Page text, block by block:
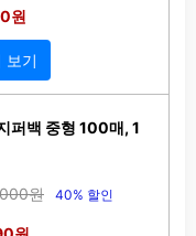
원
보기
퍼백 중형 100매, 1
원 40% 할인